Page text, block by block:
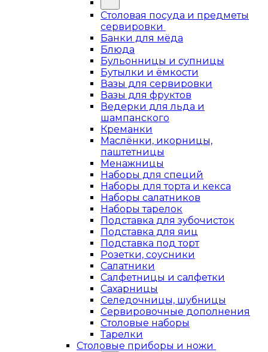
Столовая посуда и предметы
сервировки
Банки для мёда
Блюда
Бульонницы и супницы
Бутылки и ёмкости
Вазы для сервировки
Вазы для фруктов
Ведерки для льда и
шампанского
Креманки
Маслёнки, икорницы,
паштетницы
Менажницы
Наборы для специй
Наборы для торта и кекса
Наборы салатников
Наборы тарелок
Подставка для зубочисток
Подставка для яиц
Подставка под торт
Розетки, соусники
Салатники
Салфетницы и салфетки
Сахарницы
Селедочницы, шубницы
Сервировочные дополнения
Столовые наборы
Тарелки
Столовые приборы и ножи